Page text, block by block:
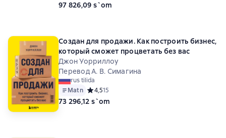
97 826,09 s`om
Создан для продажи. Как построить бизнес,
который сможет процветать без вас
Джон Уорриллоу
Перевод А. В. Симагина
rus tilida
Matn Средний рейтинг 4,5 на основе 15 оценок
4,515
73 296,12 s`om